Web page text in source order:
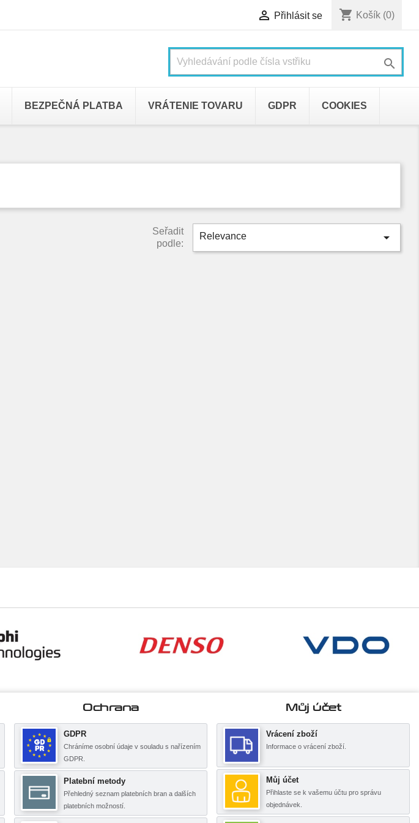
 Přihlásit se shopping_cart Košík (0)

BEZPEČNÁ PLATBA VRÁTENIE TOVARU GDPR COOKIES
Seřadit
podle:
Relevance 
Ochrana
GDPR
Chráníme osobní údaje v souladu s nařízením
GDPR.
Platební metody
Přehledný seznam platebních bran a dalších
platebních možností.
Můj účet
Vrácení zboží
Informace o vrácení zboží.
Můj účet
Přihlaste se k vašemu účtu pro správu
objednávek.